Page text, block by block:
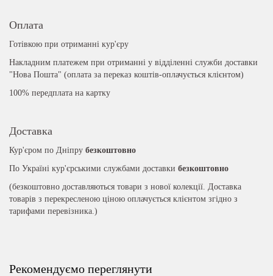
Оплата
Готівкою при отриманні кур'єру
Накладним платежем при отриманні у відділенні служби доставки
"Нова Пошта" (оплата за переказ коштів-оплачується клієнтом)
100% передплата на картку
Доставка
Кур'єром по Дніпру безкоштовно
По Україні кур'єрськими службами доставки безкоштовно
(безкоштовно доставляються товари з нової колекції. Доставка
товарів з перекресленою ціною оплачується клієнтом згідно з
тарифами перевізника.)
Рекомендуємо переглянути